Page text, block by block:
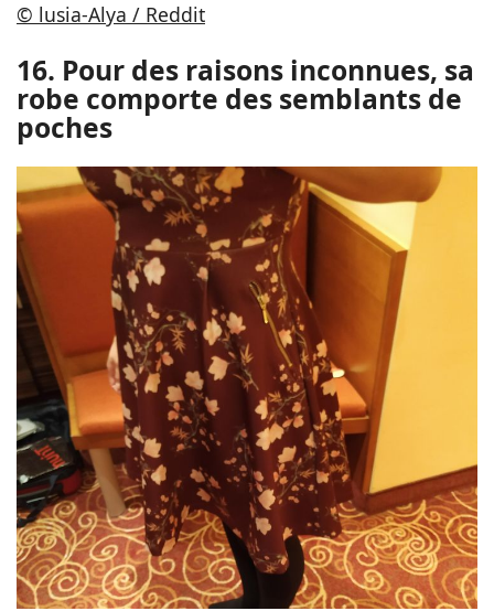
© lusia-Alya / Reddit
16. Pour des raisons inconnues, sa
robe comporte des semblants de
poches